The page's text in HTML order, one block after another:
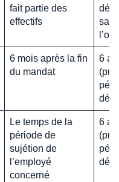
fait partie des
effectifs
6 mois après la fin
du mandat
6
Le temps de la
période de
sujétion de
l’employé
concerné
6